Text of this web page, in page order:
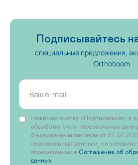
Подписывайтесь
специальные предложения,
Orthoboom
Нажимая кнопку «Подписаться», я
обработку моих персональных
Федеральным законом от
персональных данных», на условиях
определенных в Соглашение об
данных